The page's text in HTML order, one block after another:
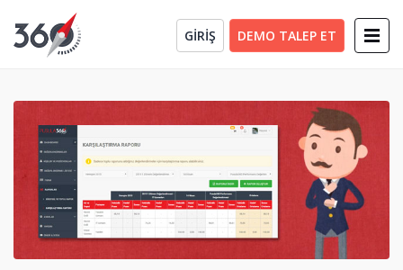
GİRİŞ DEMO TALEP ET